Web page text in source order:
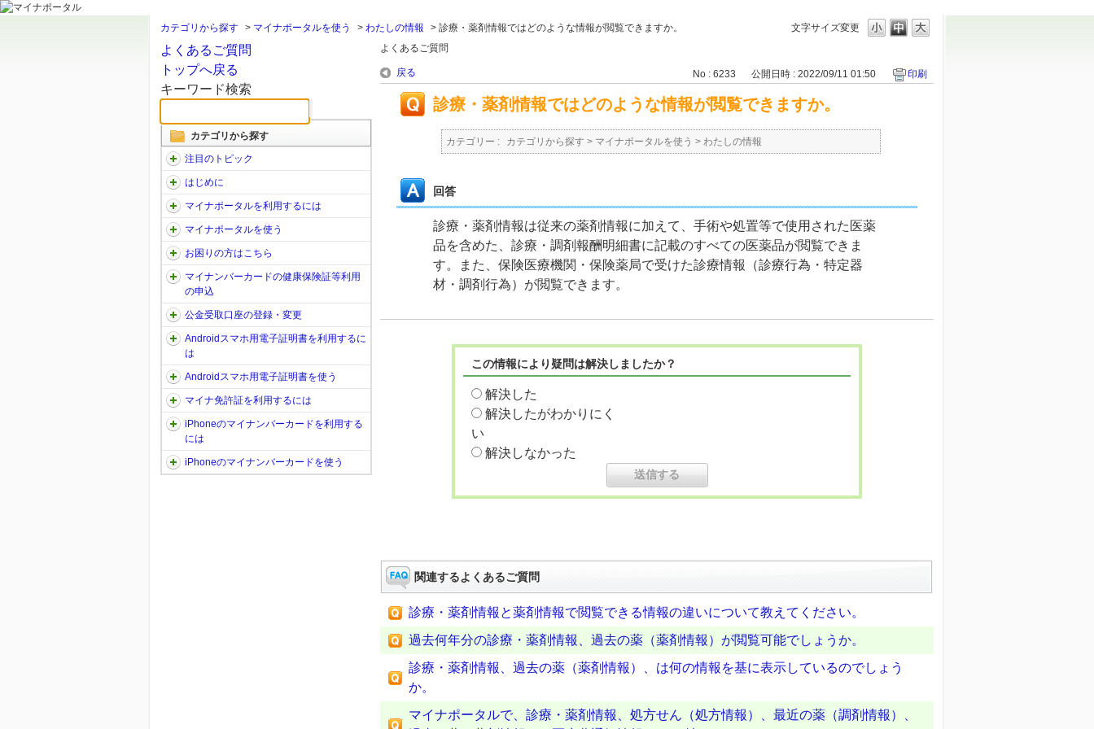
文字サイズ変更
カテゴリから探す > マイナポータルを使う > わたしの情報 > 診療・薬剤情報ではどのような情報が閲覧できますか。
よくあるご質問
トップへ戻る
キーワード検索
カテゴリから探す
注目のトピック
はじめに
マイナポータルを利用するには
マイナポータルを使う
お困りの方はこちら
マイナンバーカードの健康保険証等利用
の申込
公金受取口座の登録・変更
Androidスマホ用電子証明書を利用するに
は
Androidスマホ用電子証明書を使う
マイナ免許証を利用するには
iPhoneのマイナンバーカードを利用する
には
iPhoneのマイナンバーカードを使う
よくあるご質問
戻る No : 6233 公開日時 : 2022/09/11 01:50 印刷
診療・薬剤情報ではどのような情報が閲覧できますか。
カテゴリー : カテゴリから探す > マイナポータルを使う > わたしの情報
回答
診療・薬剤情報は従来の薬剤情報に加えて、手術や処置等で使用された医薬
品を含めた、診療・調剤報酬明細書に記載のすべての医薬品が閲覧できま
す。また、保険医療機関・保険薬局で受けた診療情報（診療行為・特定器
材・調剤行為）が閲覧できます。
この情報により疑問は解決しましたか？
解決した
解決したがわかりにく
い
解決しなかった
関連するよくあるご質問
診療・薬剤情報と薬剤情報で閲覧できる情報の違いについて教えてください。
過去何年分の診療・薬剤情報、過去の薬（薬剤情報）が閲覧可能でしょうか。
診療・薬剤情報、過去の薬（薬剤情報）、は何の情報を基に表示しているのでしょう
か。
マイナポータルで、診療・薬剤情報、処方せん（処方情報）、最近の薬（調剤情報）、